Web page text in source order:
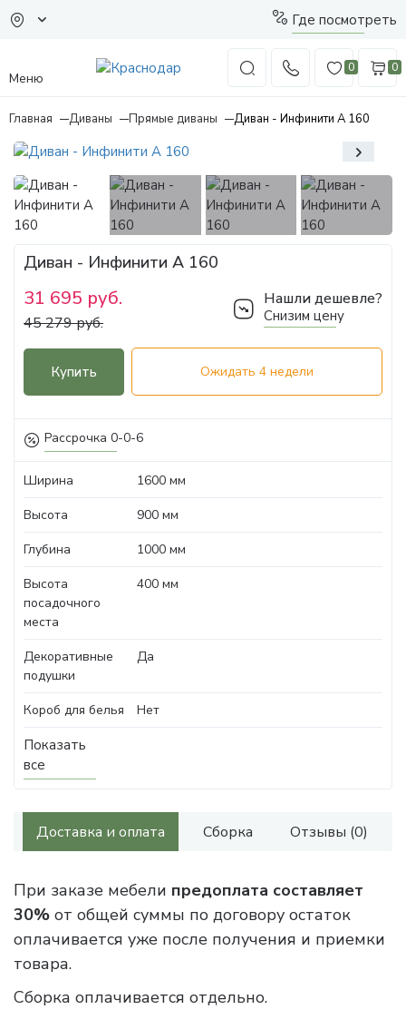
Где посмотреть
Меню
0 0
Главная Диваны Прямые диваны Диван - Инфинити А 160
Рассрочка 0-0-6
Диван - Инфинити А 160
31 695 руб.
45 279 руб.
Нашли дешевле?
Снизим цену
Купить Ожидать 4 недели
Ширина
1600 мм
Высота
900 мм
Глубина
1000 мм
Высота
посадочного
места
400 мм
Декоративные
подушки
Да
Короб для белья Нет
Показать
все
Доставка и оплата Сборка Отзывы (0)
При заказе мебели предоплата составляет
30% от общей суммы по договору остаток
оплачивается уже после получения и приемки
товара.
Сборка оплачивается отдельно.